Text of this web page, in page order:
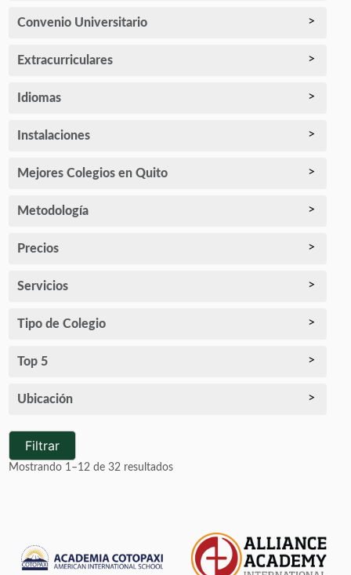
Convenio Universitario
Extracurriculares
Idiomas
Instalaciones
Mejores Colegios en Quito
Metodología
Precios
Servicios
Tipo de Colegio
Top 5
Ubicación
Filtrar
Mostrando 1–12 de 32 resultados